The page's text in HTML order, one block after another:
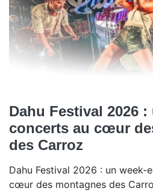
Dahu Festival 2026
concerts au cœur
des Carroz
Dahu Festival 2026 : un week-
cœur des montagnes des